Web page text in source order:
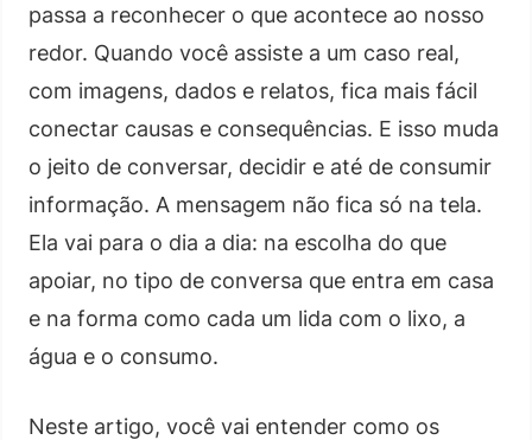
passa a reconhecer o que acontece ao nosso
redor. Quando você assiste a um caso real,
com imagens, dados e relatos, fica mais fácil
conectar causas e consequências. E isso muda
o jeito de conversar, decidir e até de consumir
informação. A mensagem não fica só na tela.
Ela vai para o dia a dia: na escolha do que
apoiar, no tipo de conversa que entra em casa
e na forma como cada um lida com o lixo, a
água e o consumo.
Neste artigo, você vai entender como os